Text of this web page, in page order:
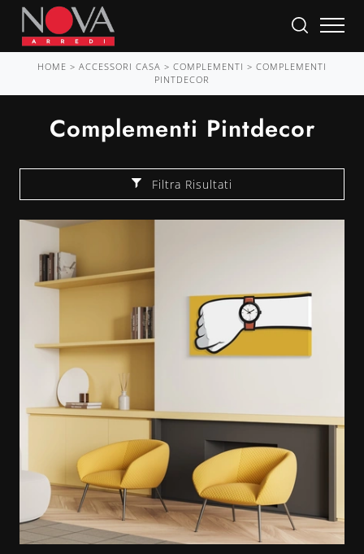
HOME > ACCESSORI CASA > COMPLEMENTI > COMPLEMENTI
PINTDECOR
Complementi Pintdecor
Filtra Risultati